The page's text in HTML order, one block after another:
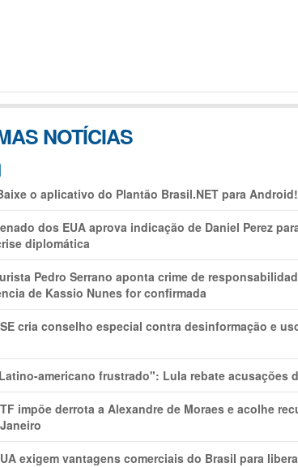
NOTÍCIAS
o aplicativo do Plantão Brasil.NET para Android!
dos EUA aprova indicação de Daniel Perez
diplomática
Pedro Serrano aponta crime de
de Kassio Nunes for confirmada
cria conselho especial contra desinformação e
americano frustrado": Lula rebate acusações
impõe derrota a Alexandre de Moraes e acolhe
exigem vantagens comerciais do Brasil para